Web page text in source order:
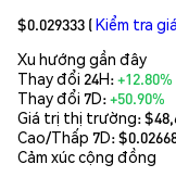
$0.029333 (Kiểm tra
Xu hướng gần đây
Thay đổi 24H:+12.80%
Thay đổi 7D:+50.90%
Giá trị thị trường:
Cao/Thấp 7D: $
Cảm xúc cộng đồng